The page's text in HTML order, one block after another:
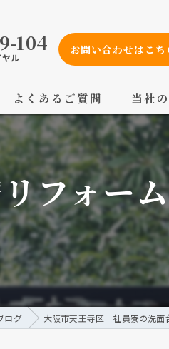
104
ヤル
お問い合わせはこち
よくあるご質問 当社
設備工
内装工事
メンテ
配管工事
交換
フォー
ログ 大阪市天王寺区 社員寮の洗